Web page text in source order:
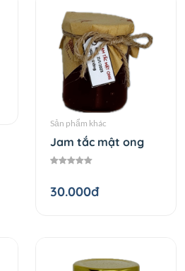
Sản phẩm khác
Jam tắc mật ong
30.000đ